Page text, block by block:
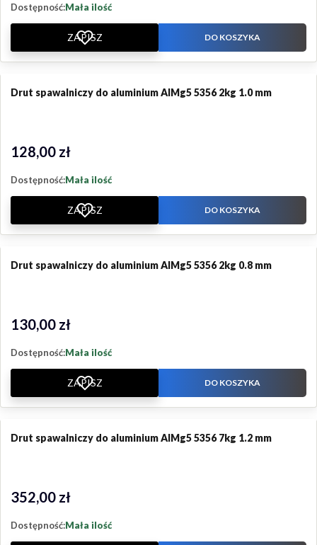
Dostępność:Mała ilość
ZAPISZ DO KOSZYKA
Drut spawalniczy do aluminium AlMg5 5356 2kg 1.0 mm
Cena
128,00 zł
Dostępność:Mała ilość
ZAPISZ DO KOSZYKA
Drut spawalniczy do aluminium AlMg5 5356 2kg 0.8 mm
Cena
130,00 zł
Dostępność:Mała ilość
ZAPISZ DO KOSZYKA
Drut spawalniczy do aluminium AlMg5 5356 7kg 1.2 mm
Cena
352,00 zł
Dostępność:Mała ilość